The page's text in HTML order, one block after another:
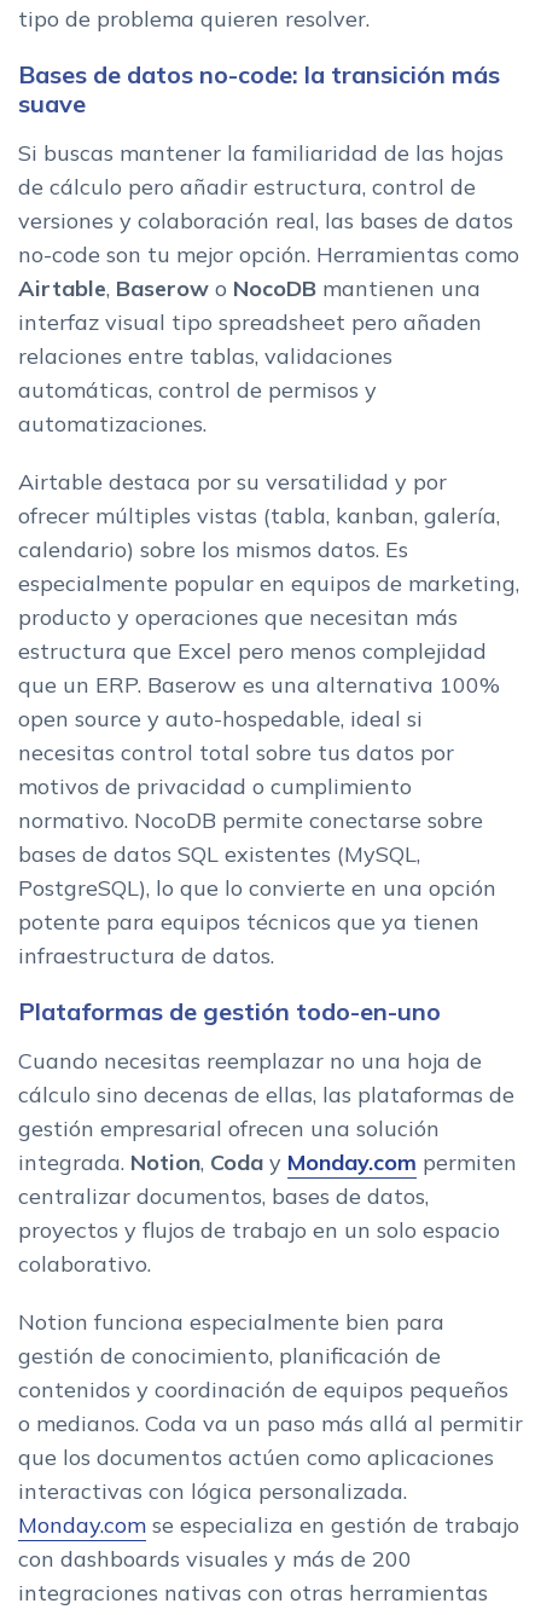
tipo de problema quieren resolver.
Bases de datos no-code: la transición más
suave
Si buscas mantener la familiaridad de las hojas
de cálculo pero añadir estructura, control de
versiones y colaboración real, las bases de datos
no-code son tu mejor opción. Herramientas como
Airtable, Baserow o NocoDB mantienen una
interfaz visual tipo spreadsheet pero añaden
relaciones entre tablas, validaciones
automáticas, control de permisos y
automatizaciones.
Airtable destaca por su versatilidad y por
ofrecer múltiples vistas (tabla, kanban, galería,
calendario) sobre los mismos datos. Es
especialmente popular en equipos de marketing,
producto y operaciones que necesitan más
estructura que Excel pero menos complejidad
que un ERP. Baserow es una alternativa 100%
open source y auto-hospedable, ideal si
necesitas control total sobre tus datos por
motivos de privacidad o cumplimiento
normativo. NocoDB permite conectarse sobre
bases de datos SQL existentes (MySQL,
PostgreSQL), lo que lo convierte en una opción
potente para equipos técnicos que ya tienen
infraestructura de datos.
Plataformas de gestión todo-en-uno
Cuando necesitas reemplazar no una hoja de
cálculo sino decenas de ellas, las plataformas de
gestión empresarial ofrecen una solución
integrada. Notion, Coda y Monday.com permiten
centralizar documentos, bases de datos,
proyectos y flujos de trabajo en un solo espacio
colaborativo.
Notion funciona especialmente bien para
gestión de conocimiento, planificación de
contenidos y coordinación de equipos pequeños
o medianos. Coda va un paso más allá al permitir
que los documentos actúen como aplicaciones
interactivas con lógica personalizada.
Monday.com se especializa en gestión de trabajo
con dashboards visuales y más de 200
integraciones nativas con otras herramientas